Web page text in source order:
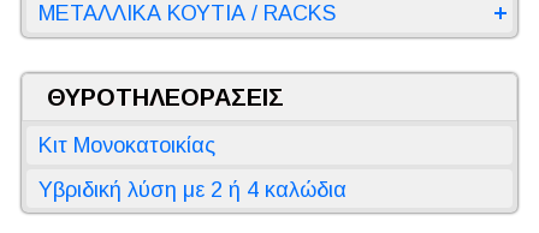
ΜΕΤΑΛΛΙΚΑ ΚΟΥΤΙΑ / RACKS
ΘΥΡΟΤΗΛΕΟΡΑΣΕΙΣ
Κιτ Μονοκατοικίας
Υβριδική λύση με 2 ή 4 καλώδια